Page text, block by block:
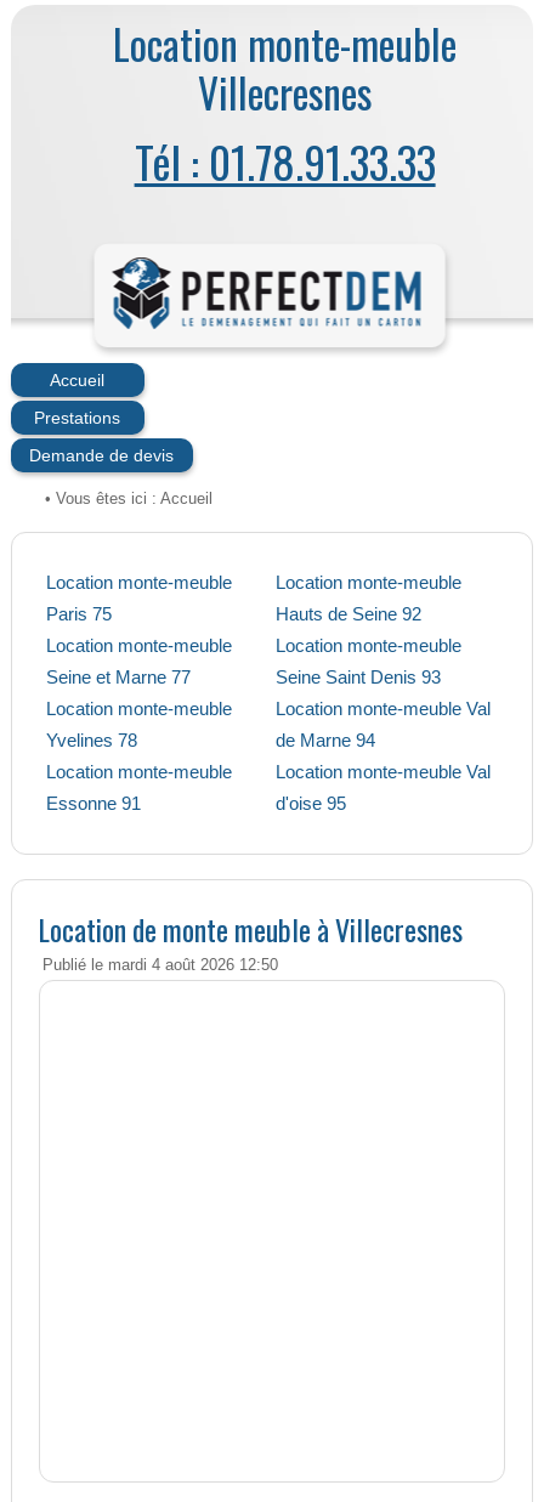
Location monte-meuble
Villecresnes
Tél : 01.78.91.33.33
Accueil
Prestations
Demande de devis
• Vous êtes ici : Accueil
Location monte-meuble
Paris 75
Location monte-meuble
Seine et Marne 77
Location monte-meuble
Yvelines 78
Location monte-meuble
Essonne 91
Location monte-meuble
Hauts de Seine 92
Location monte-meuble
Seine Saint Denis 93
Location monte-meuble Val
de Marne 94
Location monte-meuble Val
d'oise 95
Location de monte meuble à Villecresnes
Publié le mardi 4 août 2026 12:50